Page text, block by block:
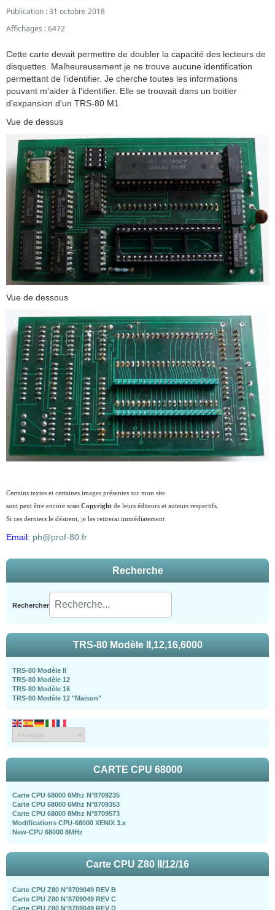
Publication : 31 octobre 2018
Affichages : 6472
Cette carte devait permettre de doubler la capacité des lecteurs de
disquettes. Malheureusement je ne trouve aucune identification
permettant de l'identifier. Je cherche toutes les informations
pouvant m'aider à l'identifier. Elle se trouvait dans un boitier
d'expansion d'un TRS-80 M1
Vue de dessus
Vue de dessous
Certains textes et certaines images présentes sur mon site
sont peut être encore sous Copyright de leurs éditeurs et auteurs respectifs.
Si ces derniers le désirent, je les retirerai immédiatement
Email: ph@prof-80.fr
Recherche
Rechercher
TRS-80 Modèle II,12,16,6000
TRS-80 Modèle II
TRS-80 Modèle 12
TRS-80 Modèle 16
TRS-80 Modèle 12 "Maison"
CARTE CPU 68000
Carte CPU 68000 6Mhz N°8709235
Carte CPU 68000 6Mhz N°8709353
Carte CPU 68000 8Mhz N°8709573
Modifications CPU-68000 XENIX 3.x
New-CPU 68000 8MHz
Carte CPU Z80 II/12/16
Carte CPU Z80 N°8709049 REV B
Carte CPU Z80 N°8709049 REV C
Carte CPU Z80 N°8709049 REV D